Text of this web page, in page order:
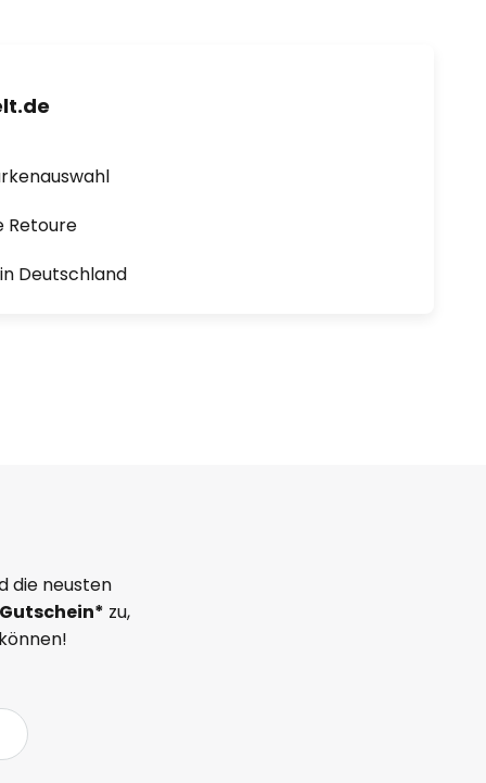
Retoure
Deutschland
die neusten
zu,